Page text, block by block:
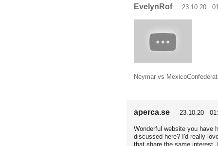
EvelynRof23.10.20
Neymar vs
aperca.se 23.10.20
Wonderful website you have
discussed here? I'd really
that share the same interest.